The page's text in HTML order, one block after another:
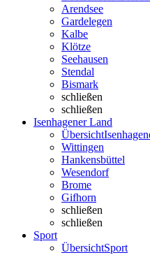
Arendsee
Gardelegen
Kalbe
Klötze
Seehausen
Stendal
Bismark
schließen
schließen
Isenhagener Land
Übersicht
Wittingen
Hankensbüttel
Wesendorf
Brome
Gifhorn
schließen
schließen
Sport
ÜbersichtSport